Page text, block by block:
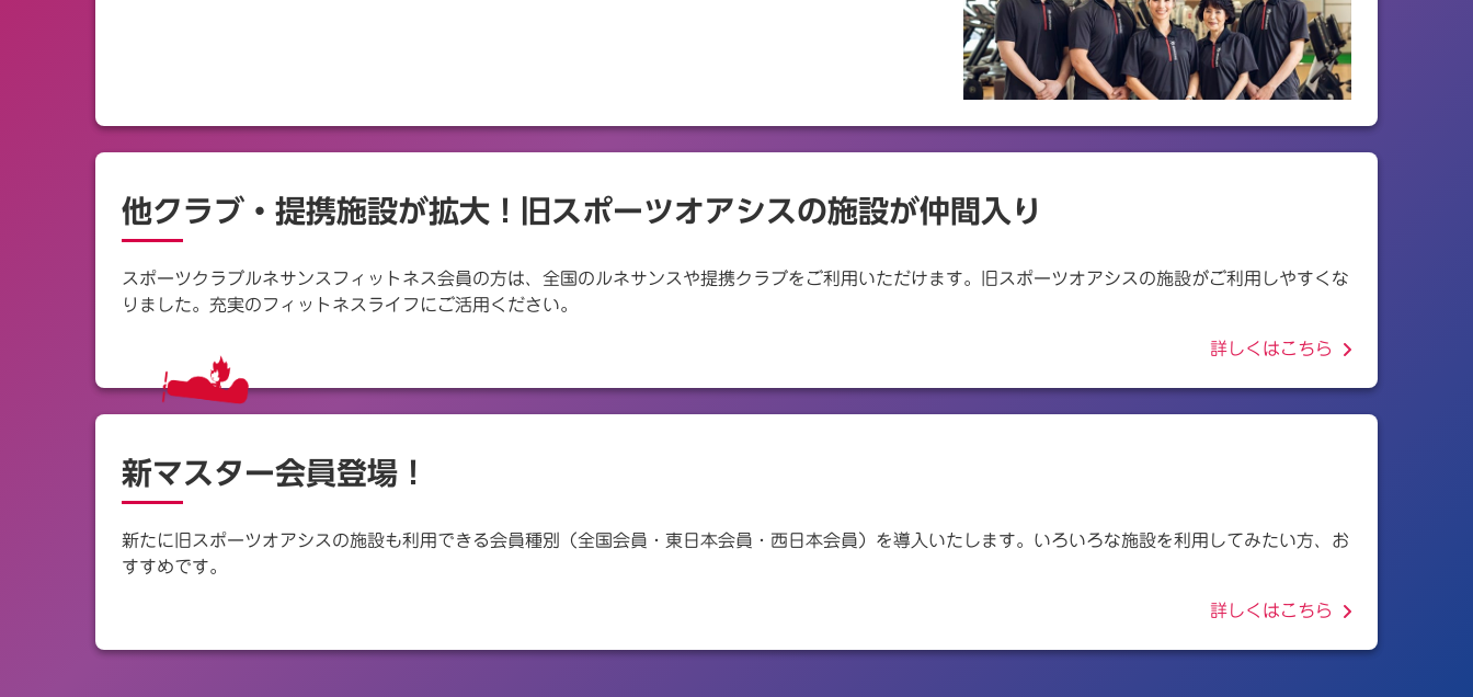
他クラブ・提携施設が拡大！旧スポーツオアシスの施設が仲間入り
スポーツクラブルネサンスフィットネス会員の方は、全国のルネサンスや提携クラブをご利用いただけます。旧スポーツオアシスの施設がご利用しやすくな
りました。充実のフィットネスライフにご活用ください。
詳しくはこちら
新マスター会員登場！
新たに旧スポーツオアシスの施設も利用できる会員種別（全国会員・東日本会員・西日本会員）を導入いたします。いろいろな施設を利用してみたい方、お
すすめです。
詳しくはこちら